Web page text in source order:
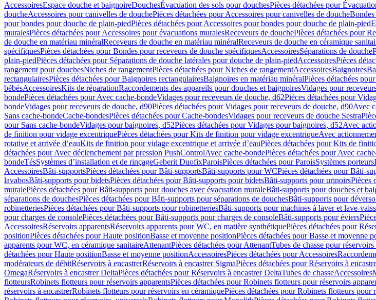
AccessoiresEspace douche et baignoireDouchesÉvacuation des sols pour douchesPièces détachées pour
doucheAccessoires pour canivelles de douchePièces détachées pour Accessoires pour canivelles de douche
pour bondes pour douche de plain-piedPièces détachées pour Accessoires pour bondes pour douche de plain-pied
muralesPièces détachées pour Accessoires pour évacuations muralesReceveurs de douchePièces détachées pour
de douche en matériau minéralReceveurs de douche en matériau minéralReceveurs de douche en céramique
spécifiquesPièces détachées pour Bondes pour receveurs de douche spécifiquesAccessoiresSéparations de douche
plain-piedPièces détachées pour Séparations de douche latérales pour douche de plain-piedAccessoiresPièces
rangement pour douchesNiches de rangementPièces détachées pour Niches de rangementAccessoiresBaignoires
rectangulairesPièces détachées pour Baignoires rectangulairesBaignoires en matériau minéralPièces détachées
bébésAccessoiresKits de réparationRaccordements des appareils pour douches et baignoiresVidages pour
bondePièces détachées pour Avec cache-bondeVidages pour receveurs de douche, d62Pièces détachées pour
bondeVidages pour receveurs de douche, d90Pièces détachées pour Vidages pour receveurs de douche, d90Avec
Sans cache-bondeCache-bondesPièces détachées pour Cache-bondesVidages pour receveurs de douche Sestra
pour Sans cache-bondeVidages pour baignoires, d52Pièces détachées pour Vidages pour baignoires, d52Avec
de finition pour vidage excentriquePièces détachées pour Kits de finition pour vidage excentriqueAvec
rotative et arrivée d’eauKits de finition pour vidage excentrique et arrivée d’eauPièces détachées pour Kits de
détachées pour Avec déclenchement par pression PushControlAvec cache-bondePièces détachées pour Avec
bondeTésSystèmes d’installation et de rinçageGeberit DuofixParoisPièces détachées pour ParoisSystèmes porteurs
AccessoiresBâti-supportsPièces détachées pour Bâti-supportsBâti-supports pour WCPièces détachées pour Bâti-
lavabosBâti-supports pour bidetsPièces détachées pour Bâti-supports pour bidetsBâti-supports pour urinoirsPièces
muralePièces détachées pour Bâti-supports pour douches avec évacuation muraleBâti-supports pour douches et
séparations de douchesPièces détachées pour Bâti-supports pour séparations de douchesBâti-supports pour
robinetteriesPièces détachées pour Bâti-supports pour robinetteriesBâti-supports pour machines à laver et lave-
pour charges de consolePièces détachées pour Bâti-supports pour charges de consoleBâti-supports pour éviers
AccessoiresRéservoirs apparentsRéservoirs apparents pour WC, en matière synthétiquePièces détachées pour
positionPièces détachées pour Haute positionBasse et moyenne positionPièces détachées pour Basse et moyenne
apparents pour WC, en céramique sanitaireAttenantPièces détachées pour AttenantTubes de chasse pour réservoirs
détachées pour Haute positionBasse et moyenne positionAccessoiresPièces détachées pour Accessoires
modérateurs de débitRéservoirs à encastrerRéservoirs à encastrer SigmaPièces détachées pour Réservoirs à
OmegaRéservoirs à encastrer DeltaPièces détachées pour Réservoirs à encastrer DeltaTubes de chasseAccessoires
flotteursRobinets flotteurs pour réservoirs apparentsPièces détachées pour Robinets flotteurs pour réservoirs
réservoirs à encastrerRobinets flotteurs pour réservoirs en céramiquePièces détachées pour Robinets flotteurs pour